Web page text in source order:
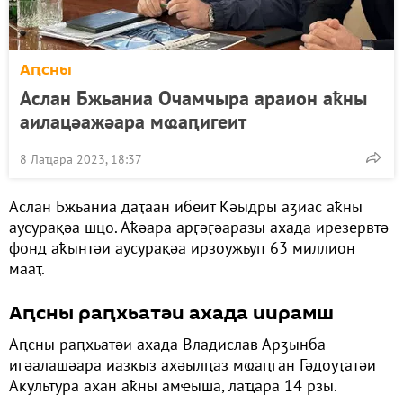
Аԥсны
Аслан Бжьаниа Очамчыра араион аҟны
аилацәажәара мҩаԥигеит
8 Лаҵара 2023, 18:37
Аслан Бжьаниа даҭаан ибеит Кәыдры аӡиас аҟны
аусурақәа шцо. Аҟәара арӷәӷәаразы ахада ирезервтә
фонд аҟынтәи аусурақәа ирзоужьуп 63 миллион
мааҭ.
Аԥсны раԥхьатәи ахада иирамш
Аԥсны раԥхьатәи ахада Владислав Арӡынба
игәалашәара иазкыз ахәылԥаз мҩаԥган Гәдоуҭатәи
Акультура ахан аҟны амҽыша, лаҵара 14 рзы.